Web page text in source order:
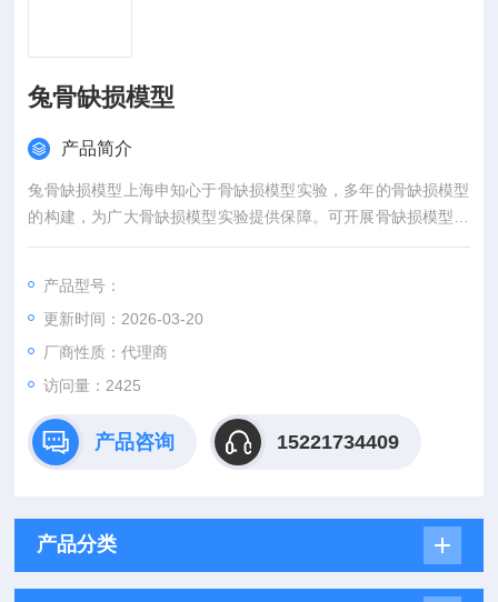
兔骨缺损模型
产品简介
兔骨缺损模型上海申知心于骨缺损模型实验，多年的骨缺损模型
的构建，为广大骨缺损模型实验提供保障。可开展骨缺损模型的
构建。
产品型号：
更新时间：2026-03-20
厂商性质：代理商
访问量：2425
产品咨询 15221734409
产品分类